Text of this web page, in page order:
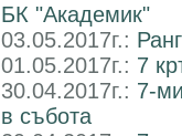
БК "Академик"
03.05.2017г.:
01.05.2017г.: 7
30.04.2017г.: 7-
в събота